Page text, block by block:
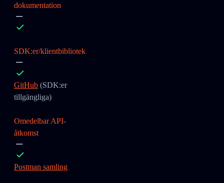
dokumentation
SDK:er/klientbibliotek
GitHub (SDK:er
tillgängliga)
Omedelbar API-
åtkomst
Postman samling